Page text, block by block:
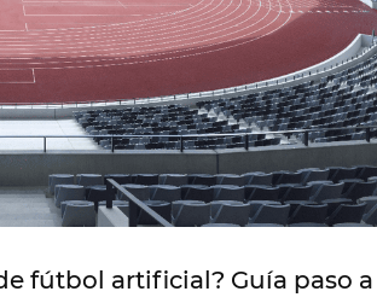
fútbol artificial? Guía paso a